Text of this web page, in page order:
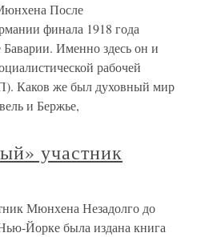
После
финала 1918 года
Баварии. Именно здесь он и
рабочей
Каков же был духовный мир
и Бержье,
участник
Мюнхена Незадолго до
Йорке была издана книга